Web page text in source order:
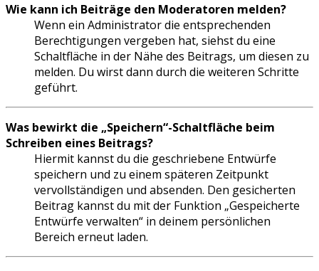
Wie kann ich Beiträge den Moderatoren melden?
Wenn ein Administrator die entsprechenden
Berechtigungen vergeben hat, siehst du eine
Schaltfläche in der Nähe des Beitrags, um diesen zu
melden. Du wirst dann durch die weiteren Schritte
geführt.
Was bewirkt die „Speichern“-Schaltfläche beim
Schreiben eines Beitrags?
Hiermit kannst du die geschriebene Entwürfe
speichern und zu einem späteren Zeitpunkt
vervollständigen und absenden. Den gesicherten
Beitrag kannst du mit der Funktion „Gespeicherte
Entwürfe verwalten“ in deinem persönlichen
Bereich erneut laden.